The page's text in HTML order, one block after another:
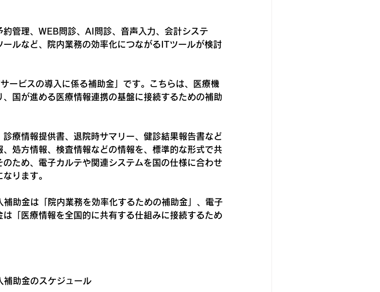
管理、WEB問診、AI問診、音声入力、会計システ
ルなど、院内業務の効率化につながるITツールが検討
ービスの導入に係る補助金」です。こちらは、医療機
国が進める医療情報連携の基盤に接続するための補助
療情報提供書、退院時サマリー、健診結果報告書など
処方情報、検査情報などの情報を、標準的な形式で共
ため、電子カルテや関連システムを国の仕様に合わせ
ります。
助金は「院内業務を効率化するための補助金」、電子
「医療情報を全国的に共有する仕組みに接続するため
助金のスケジュール